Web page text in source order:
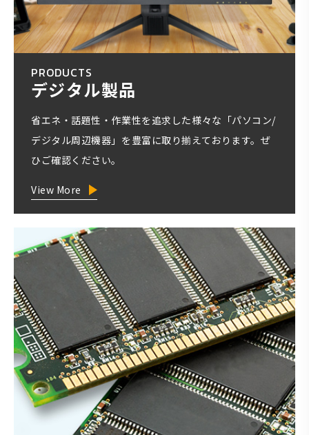
PRODUCTS
デジタル製品
省エネ・話題性・作業性を追求した様々な「パソコン/
デジタル周辺機器」を豊富に取り揃えております。ぜ
ひご確認ください。
View More